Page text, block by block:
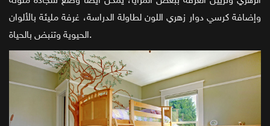
وإضافة كرسي دوار زهري اللون لطاولة الدراسة، غرفة مليئة بالألوان
الحيوية وتنبض بالحياة.